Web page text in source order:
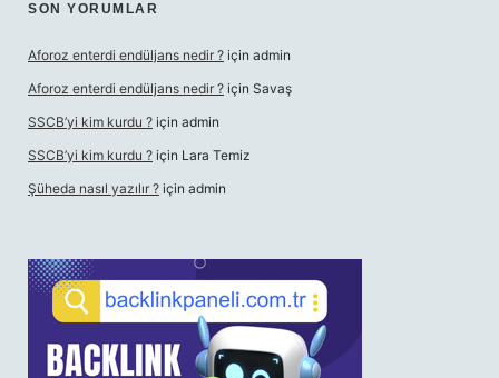
SON YORUMLAR
Aforoz enterdi endüljans nedir ? için admin
Aforoz enterdi endüljans nedir ? için Savaş
SSCB’yi kim kurdu ? için admin
SSCB’yi kim kurdu ? için Lara Temiz
Şüheda nasıl yazılır ? için admin